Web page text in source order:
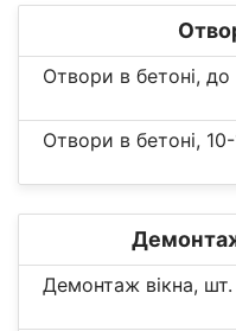
Отвори в бетоні,
Отвори в бетоні,
Демонтаж вікна, шт.